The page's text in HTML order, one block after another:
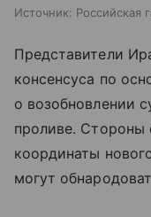
Источник: Российская
Представители
консенсуса по
о возобновлении
проливе. Стороны
координаты
могут